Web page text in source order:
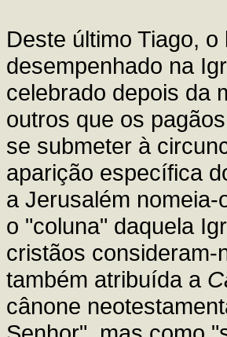
Deste último Tiago, o
desempenhado na
celebrado depois da
outros que os
se submeter à
aparição específica
a Jerusalém
o "coluna" daquela
cristãos consideram-
também atribuída a
cânone